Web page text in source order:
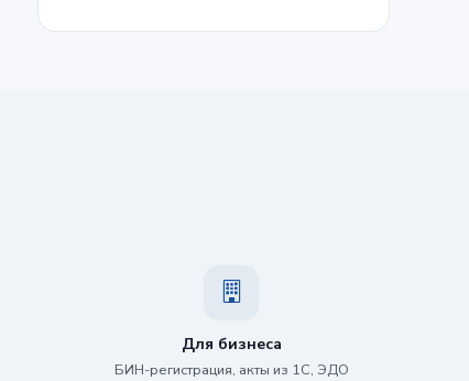
Для бизнеса
БИН-регистрация, акты из 1С, ЭДО